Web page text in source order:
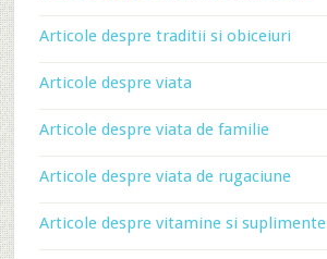
Articole despre traditii si obiceiuri
Articole despre viata
Articole despre viata de familie
Articole despre viata de rugaciune
Articole despre vitamine si suplimente